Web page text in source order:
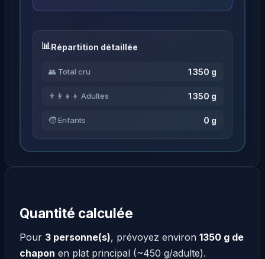
Répartition détaillée
👥 Total cru 1 350 g
👨‍👩‍👧‍👦 Adultes 1 350 g
🧒 Enfants 0 g
Quantité calculée
Pour 3 personne(s), prévoyez environ 1350 g de
chapon en plat principal (~450 g/adulte).